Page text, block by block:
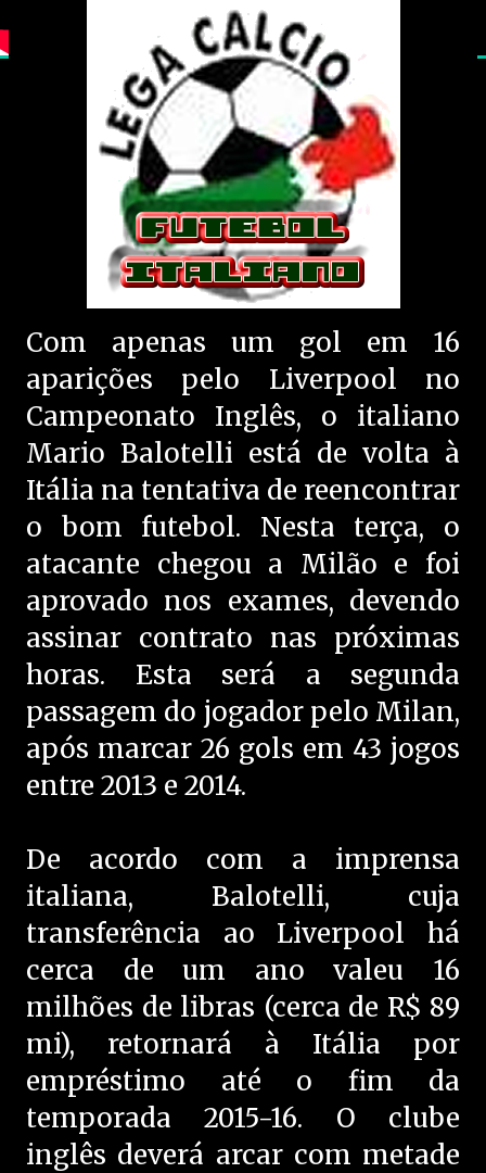
Com apenas um gol em 16
aparições pelo Liverpool no
Campeonato Inglês, o italiano
Mario Balotelli está de volta à
Itália na tentativa de reencontrar
o bom futebol. Nesta terça, o
atacante chegou a Milão e foi
aprovado nos exames, devendo
assinar contrato nas próximas
horas. Esta será a segunda
passagem do jogador pelo Milan,
após marcar 26 gols em 43 jogos
entre 2013 e 2014.
De acordo com a imprensa
italiana, Balotelli, cuja
transferência ao Liverpool há
cerca de um ano valeu 16
milhões de libras (cerca de R$ 89
mi), retornará à Itália por
empréstimo até o fim da
temporada 2015-16. O clube
inglês deverá arcar com metade